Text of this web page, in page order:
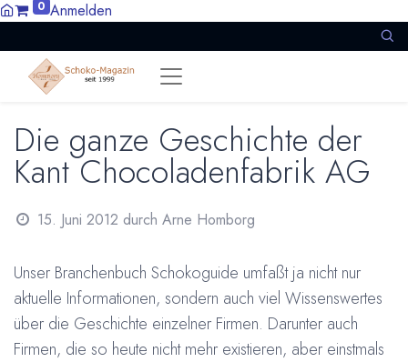
0 Anmelden
Die ganze Geschichte der
Kant Chocoladenfabrik AG
15. Juni 2012 durch Arne Homborg
Unser Branchenbuch Schokoguide umfaßt ja nicht nur
aktuelle Informationen, sondern auch viel Wissenswertes
über die Geschichte einzelner Firmen. Darunter auch
Firmen, die so heute nicht mehr existieren, aber einstmals